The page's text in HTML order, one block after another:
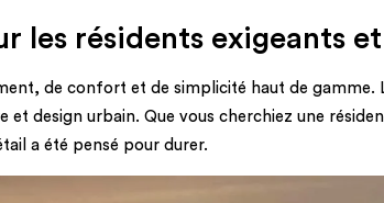
les résidents exigeants
de confort et de simplicité haut de
design urbain. Que vous cherchiez une
a été pensé pour durer.